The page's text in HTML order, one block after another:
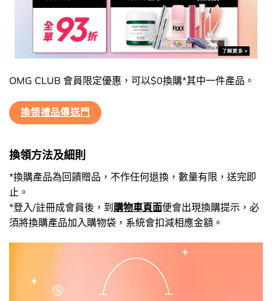
OMG CLUB 會員限定優惠，可以$0換購*其中一件產品。
換領禮品傳送門
換領方法及細則
*換購產品為回饋贈品，不作任何退換，數量有限，送完即
止。
*登入/註冊成會員後，到購物車頁面便會出現換購提示，必
須將換購產品加入購物袋，系統會扣減相應金額。